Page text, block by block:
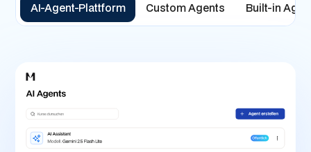
AI-Agent-Plattform Custom Agents Built-in